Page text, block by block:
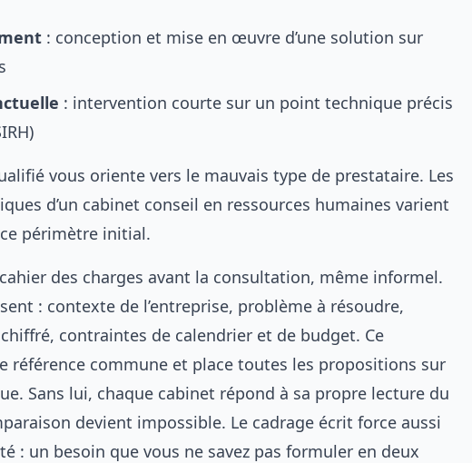
: conception et mise en œuvre d’une solution sur
: intervention courte sur un point technique précis
vous oriente vers le mauvais type de prestataire. Les
d’un cabinet conseil en ressources humaines varient
périmètre initial.
des charges avant la consultation, même informel.
: contexte de l’entreprise, problème à résoudre,
contraintes de calendrier et de budget. Ce
référence commune et place toutes les propositions sur
Sans lui, chaque cabinet répond à sa propre lecture du
devient impossible. Le cadrage écrit force aussi
: un besoin que vous ne savez pas formuler en deux